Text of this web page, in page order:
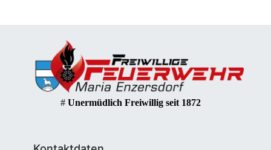
# Unermüdlich Freiwillig seit 1872